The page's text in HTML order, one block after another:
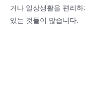
거나 일상생활을 편리
있는 것들이 많습니다.